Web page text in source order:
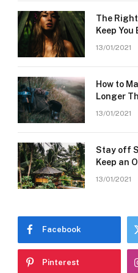
The
Keep
13/01/2021
How to
Longer
13/01/2021
Stay off
Keep an
13/01/2021
Facebook
Pinterest